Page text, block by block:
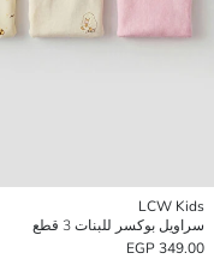
LCW Kids
سراويل بوكسر للبنات 3 قطع
349.00 EGP